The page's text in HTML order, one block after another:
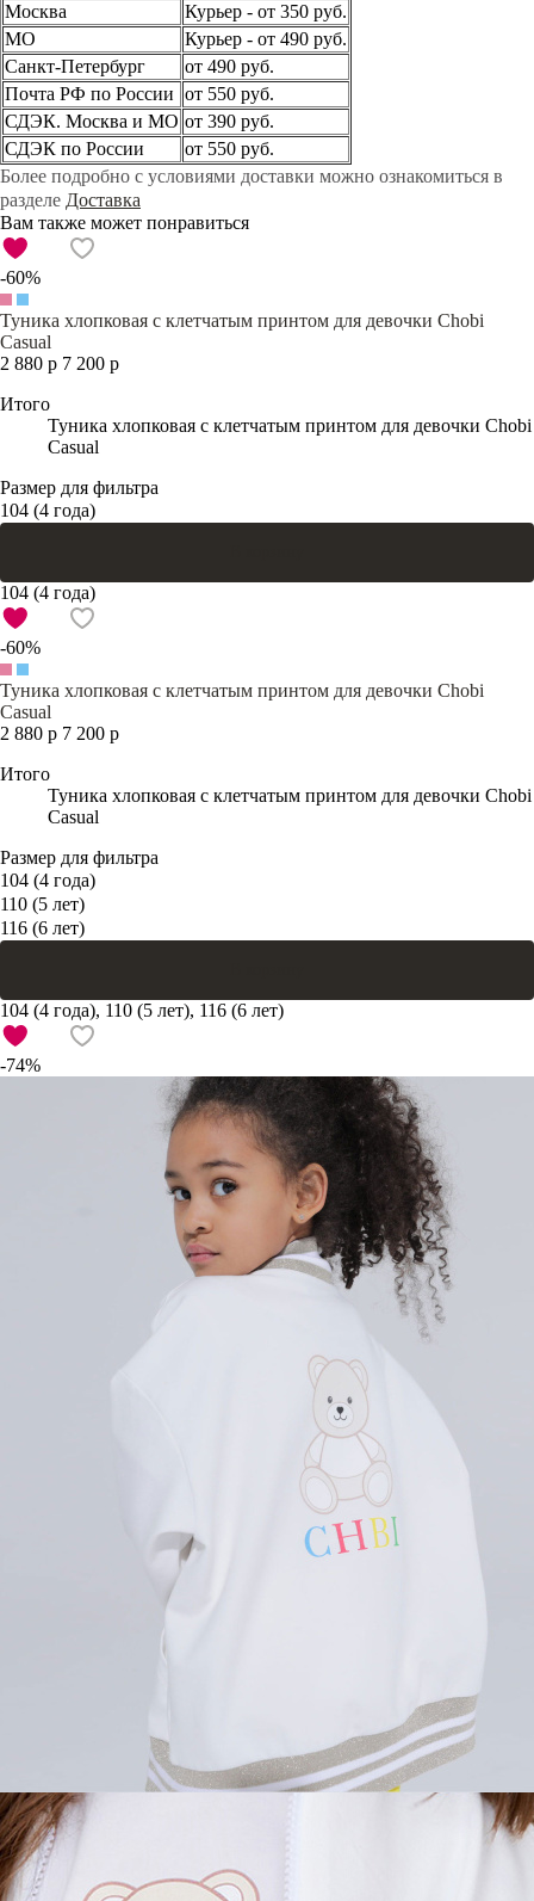
Москва
Курьер - от 350 руб.
МО
Курьер - от 490 руб.
Санкт-Петербург
от 490 руб.
Почта РФ по России от 550 руб.
СДЭК. Москва и МО от 390 руб.
СДЭК по России
от 550 руб.
Более подробно с условиями доставки можно ознакомиться в
разделе Доставка
Вам также может понравиться
-60%
Туника хлопковая с клетчатым принтом для девочки Chobi
Casual
2 880 р 7 200 р
Итого
Туника хлопковая с клетчатым принтом для девочки Chobi
Casual
Размер для фильтра
104 (4 года)
104 (4 года)
-60%
Туника хлопковая с клетчатым принтом для девочки Chobi
Casual
2 880 р 7 200 р
Итого
Туника хлопковая с клетчатым принтом для девочки Chobi
Casual
Размер для фильтра
104 (4 года)
110 (5 лет)
116 (6 лет)
104 (4 года), 110 (5 лет), 116 (6 лет)
-74%